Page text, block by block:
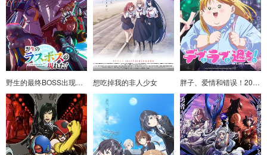
野生的最终BOSS出现了！ 想吃掉我的非人少女 胖子、爱情和错误！2025